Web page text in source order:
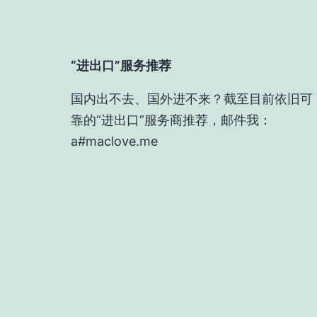
“进出口”服务推荐
国内出不去、国外进不来？截至目前依旧可
靠的“进出口”服务商推荐，邮件我：
a#maclove.me